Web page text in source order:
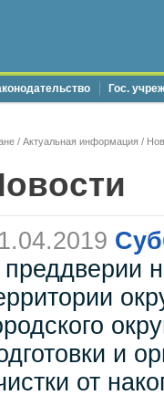
Гос.
/ Актуальная информация /
и
от